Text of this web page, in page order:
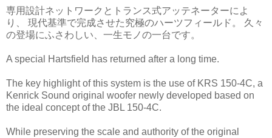
専用設計ネットワークとトランス式アッテネーターによ
り、 現代基準で完成させた究極のハーツフィールド。 久々
の登場にふさわしい、一生モノの一台です。
A special Hartsfield has returned after a long time.
The key highlight of this system is the use of KRS 150-4C, a
Kenrick Sound original woofer newly developed based on
the ideal concept of the JBL 150-4C.
While preserving the scale and authority of the original